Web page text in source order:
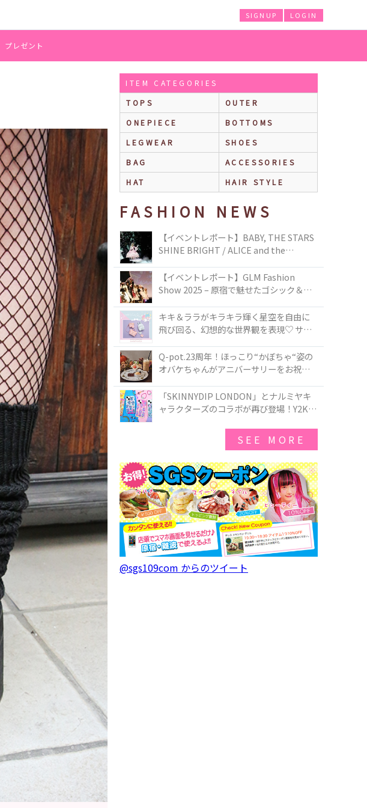
LOGIN
SIGNUP
プレゼント
ITEM CATEGORIES
TOPS
OUTER
ONEPIECE
BOTTOMS
LEGWEAR
SHOES
BAG
ACCESSORIES
HAT
HAIR STYLE
FASHION NEWS
【イベントレポート】BABY, THE STARS
SHINE BRIGHT / ALICE and the
TOKYO
【イベントレポート】GLM Fashion
Show 2025 – 原宿で魅せたゴシック＆ロ
キキ＆ララがキラキラ輝く星空を自由に
飛び回る、幻想的な世界観を表現♡ サマ
50周年アニバーサリーイヤー』を記念し
たコレクションが登場
Q-pot.23周年！ほっこり“かぼちゃ“姿の
オバケちゃんがアニバーサリーをお祝い
ー」が新発売！Q-pot CAFE.では「かぼち
ゃのオバケーキプレート」も登場
「SKINNYDIP LONDON」とナルミヤキ
ャラクターズのコラボが再び登場！Y2Kム
SEE MORE
@sgs109com からのツイート